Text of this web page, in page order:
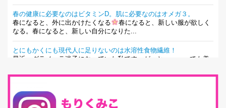
春の健康に必要なのはビタミンD。肌に必要なのはオメガ３。
春になると、外に出かけたくなる
春になると、新しい服が欲しく
なる。春になると、新しい自分になりた...
とにもかくにも現代人に足りないのは水溶性食物繊維！
最近、グラノーラ迷子になっていた私です。が、と〜〜〜っても美
腸内環境を整えることは、健康維持の中でいっちばん大事！だと私
は思っています。 ヒトの免...